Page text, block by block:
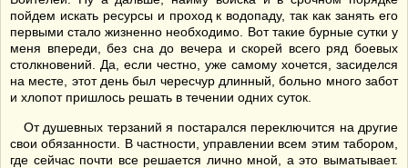
пойдем искать ресурсы и проход к водопаду, так как занять его
первыми стало жизненно необходимо. Вот такие бурные сутки у
меня впереди, без сна до вечера и скорей всего ряд боевых
столкновений. Да, если честно, уже самому хочется, засиделся
на месте, этот день был чересчур длинный, больно много забот
и хлопот пришлось решать в течении одних суток.
От душевных терзаний я постарался переключится на другие
свои обязанности. В частности, управлении всем этим табором,
где сейчас почти все решается лично мной, а это выматывает.